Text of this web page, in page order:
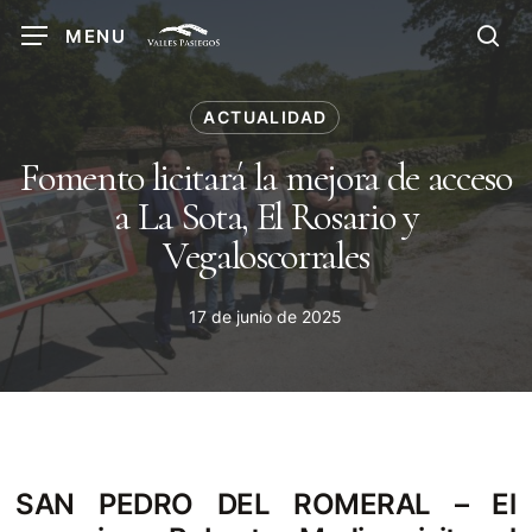
Skip
MENU
ACTUALIDAD
Fomento licitará la mejora de acceso
a La Sota, El Rosario y
Vegaloscorrales
17 de junio de 2025
SAN PEDRO DEL ROMERAL – El